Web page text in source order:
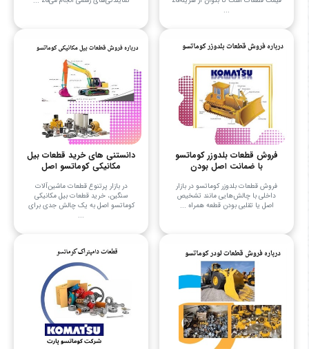
...
فروش قطعات بلدوزر کوماتسو
با ضمانت اصل بودن
فروش قطعات بلدوزر کوماتسو در بازار
داخلی با چالش‌هایی مانند تشخیص
اصل یا تقلبی بودن قطعه همراه ...
دانستنی های خرید قطعات بیل
مکانیکی کوماتسو اصل
در بازار پرتنوع قطعات ماشین‌آلات
سنگین، خرید قطعات بیل مکانیکی
کوماتسو اصل به یک چالش جدی برای
...